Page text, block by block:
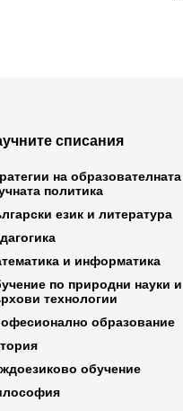
списания
на
политика
език и литература
и информатика
по природни науки и
технологии
образование
обучение